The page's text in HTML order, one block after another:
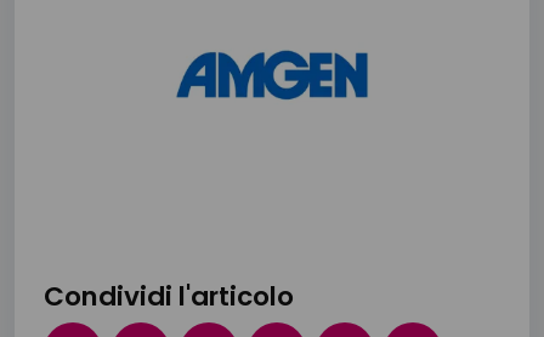
Condividi l'articolo